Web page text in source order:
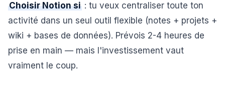
Choisir Notion si : tu veux centraliser toute ton
activité dans un seul outil flexible (notes + projets +
wiki + bases de données). Prévois 2-4 heures de
prise en main — mais l'investissement vaut
vraiment le coup.